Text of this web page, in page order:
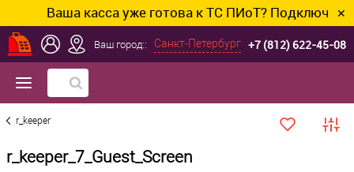
Ваша касса уже готова к ТС ПИоТ? Подключим и✕
Ваш город:: Санкт-Петербург +7 (812) 622-45-08
r_keeper
r_keeper_7_Guest_Screen